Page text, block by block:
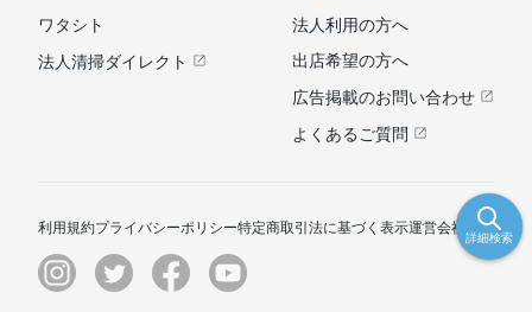
詳細検索
ワタシト
法人清掃ダイレクト
法人利用の方へ
出店希望の方へ
広告掲載のお問い合わせ
よくあるご質問
利用規約プライバシーポリシー特定商取引法に基づく表示運営会社